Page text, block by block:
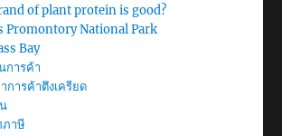
of plant protein is good?
Promontory National Park
Bay
การค้า
การค้าตึงเครียด
าษี